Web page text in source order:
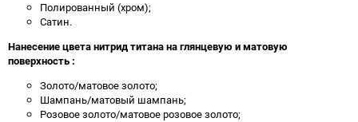
Полированный (хром);
Сатин.
Нанесение цвета нитрид титана на глянцевую и матовую
поверхность :
Золото/матовое золото;
Шампань/матовый шампань;
Розовое золото/матовое розовое золото;